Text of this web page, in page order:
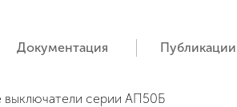
Документация Публикации
выключатели серии АП50Б